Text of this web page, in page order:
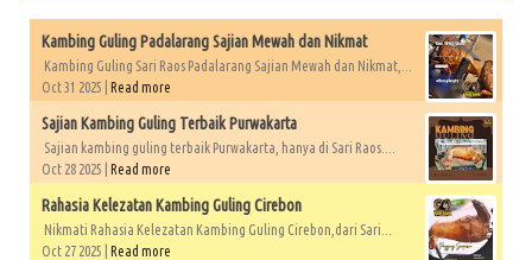
Kambing Guling Padalarang Sajian Mewah dan Nikmat
Kambing Guling Sari Raos Padalarang Sajian Mewah dan Nikmat,...
Oct 31 2025 | Read more
Sajian Kambing Guling Terbaik Purwakarta
Sajian kambing guling terbaik Purwakarta, hanya di Sari Raos....
Oct 28 2025 | Read more
Rahasia Kelezatan Kambing Guling Cirebon
Nikmati Rahasia Kelezatan Kambing Guling Cirebon,dari Sari...
Oct 27 2025 | Read more